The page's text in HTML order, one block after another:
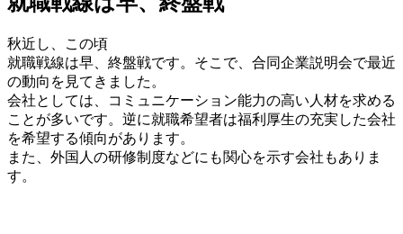
秋近し、この頃
就職戦線は早、終盤戦です。そこで、合同企業説明会で最近
の動向を見てきました。
会社としては、コミュニケーション能力の高い人材を求める
ことが多いです。逆に就職希望者は福利厚生の充実した会社
を希望する傾向があります。
また、外国人の研修制度などにも関心を示す会社もありま
す。